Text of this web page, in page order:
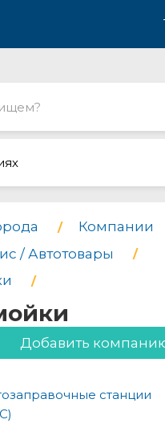
Компании
/ Автотовары
Добавить
станции